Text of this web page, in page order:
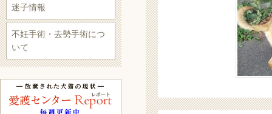
迷子情報
不妊手術・去勢手術につ
いて